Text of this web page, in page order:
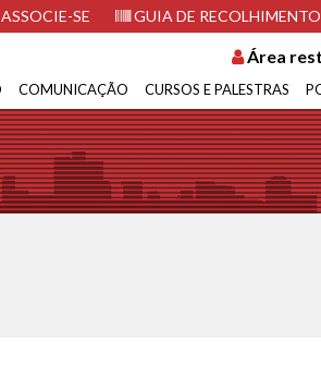
ASSOCIE-SE GUIA DE RECOLHIMENTO
Área
COMUNICAÇÃO CURSOS E PALESTRAS